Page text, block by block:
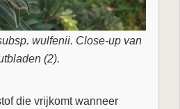
wulfenii. Close-up van
(2).
die vrijkomt wanneer